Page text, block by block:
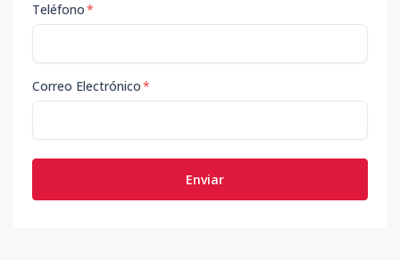
Teléfono*
Correo Electrónico*
Enviar